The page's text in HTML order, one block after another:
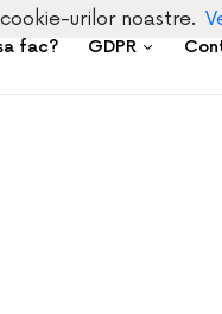
fac? GDPR
urilor noastre.